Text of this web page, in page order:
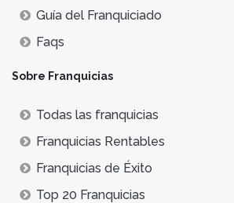
Guía del Franquiciado
Faqs
Sobre Franquicias
Todas las franquicias
Franquicias Rentables
Franquicias de Éxito
Top 20 Franquicias